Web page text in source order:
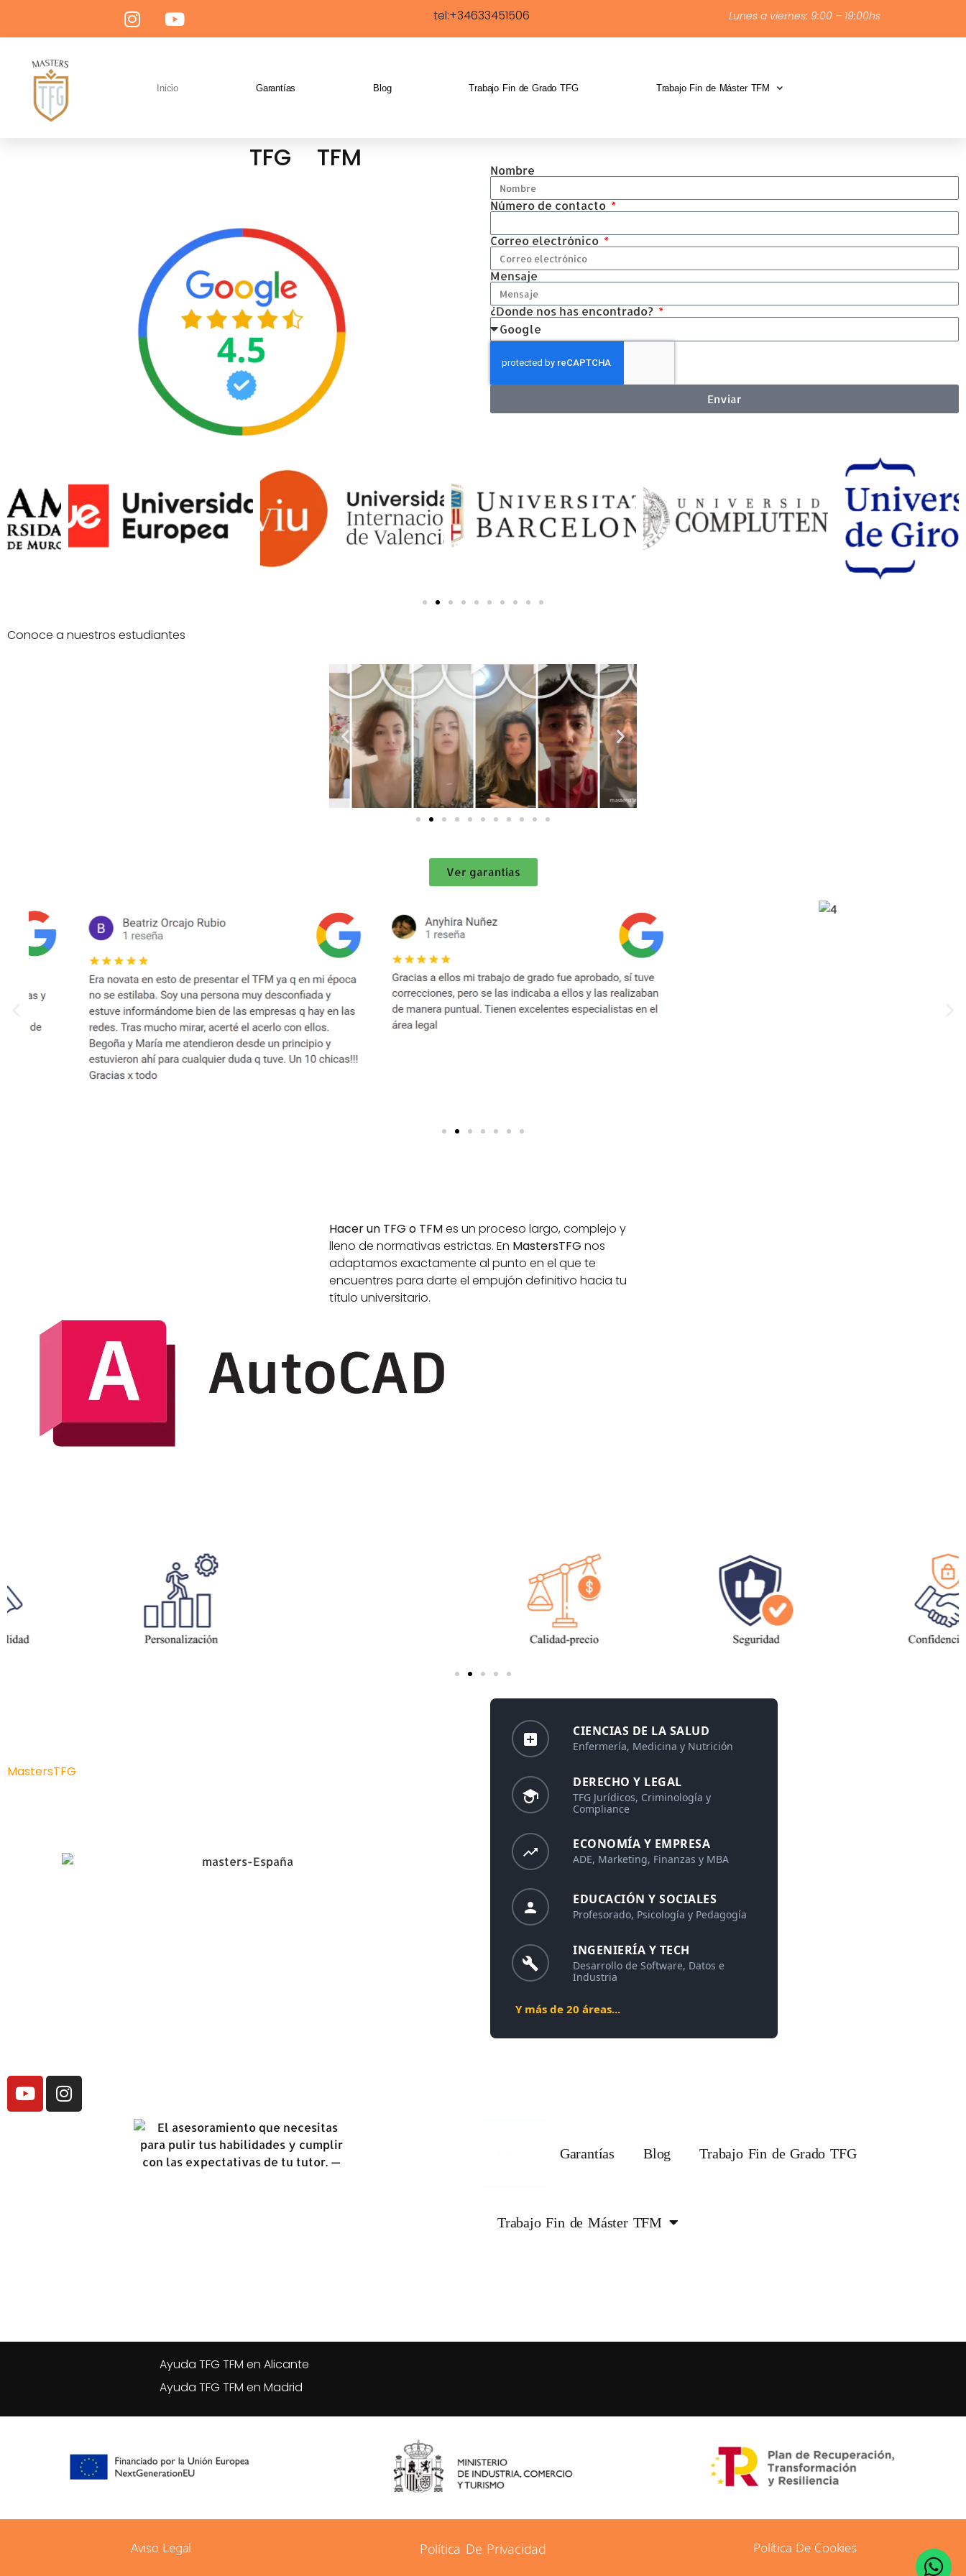
tel:+34633451506 Lunes a viernes: 9:00 – 19:00hs
Inicio Garantías Blog Trabajo Fin de Grado TFG Trabajo Fin de Máster TFM
TFG TFM Nombre
Número de contacto
Correo electrónico
Mensaje
¿Donde nos has encontrado?
Enviar
Conoce a nuestros estudiantes
Ver garantías
Hacer un TFG o TFMes un proceso largo, complejo y
lleno de normativas estrictas. En MastersTFG nos
adaptamos exactamente al punto en el que te
encuentres para darte el empujón definitivo hacia tu
título universitario.
MastersTFG
CIENCIAS DE LA SALUD
Enfermería, Medicina y Nutrición
DERECHO Y LEGAL
TFG Jurídicos, Criminología y
Compliance
ECONOMÍA Y EMPRESA
ADE, Marketing, Finanzas y MBA
EDUCACIÓN Y SOCIALES
Profesorado, Psicología y Pedagogía
INGENIERÍA Y TECH
Desarrollo de Software, Datos e
Industria
Y más de 20 áreas...
Garantías Blog Trabajo Fin de Grado TFG
Trabajo Fin de Máster TFM
Ayuda TFG TFM en Alicante
Ayuda TFG TFM en Madrid
Aviso Legal Política De Privacidad Política De Cookies